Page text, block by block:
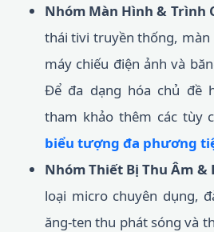
Nhóm Màn Hình & Trình
thái tivi truyền thống, màn
máy chiếu điện ảnh và
Để đa dạng hóa chủ đề
tham khảo thêm các tùy
biểu tượng đa phương
Nhóm Thiết Bị Thu Âm &
loại micro chuyên dụng,
ăng-ten thu phát sóng và